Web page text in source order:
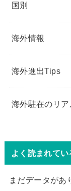
国別
海外情報
海外進出Tips
海外駐在のリ
よく読まれてい
まだデータがあ